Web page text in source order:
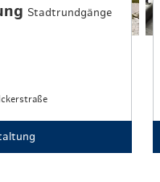
Stadtrundgänge